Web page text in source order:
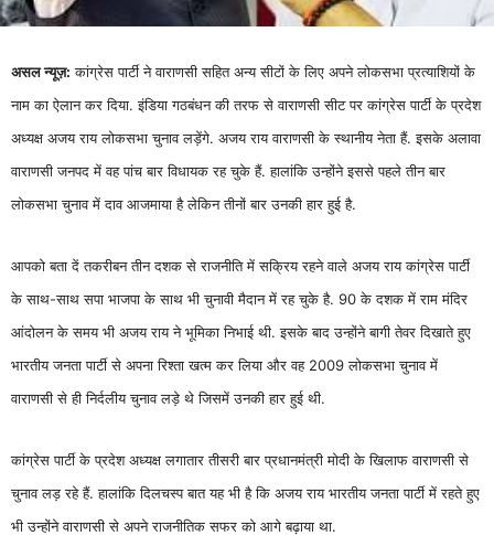
असल न्यूज़: कांग्रेस पार्टी ने वाराणसी सहित अन्य सीटों के लिए अपने लोकसभा प्रत्याशियों के
नाम का ऐलान कर दिया. इंडिया गठबंधन की तरफ से वाराणसी सीट पर कांग्रेस पार्टी के प्रदेश
अध्यक्ष अजय राय लोकसभा चुनाव लड़ेंगे. अजय राय वाराणसी के स्थानीय नेता हैं. इसके अलावा
वाराणसी जनपद में वह पांच बार विधायक रह चुके हैं. हालांकि उन्होंने इससे पहले तीन बार
लोकसभा चुनाव में दाव आजमाया है लेकिन तीनों बार उनकी हार हुई है.
आपको बता दें तकरीबन तीन दशक से राजनीति में सक्रिय रहने वाले अजय राय कांग्रेस पार्टी
के साथ-साथ सपा भाजपा के साथ भी चुनावी मैदान में रह चुके है. 90 के दशक में राम मंदिर
आंदोलन के समय भी अजय राय ने भूमिका निभाई थी. इसके बाद उन्होंने बागी तेवर दिखाते हुए
भारतीय जनता पार्टी से अपना रिश्ता खत्म कर लिया और वह 2009 लोकसभा चुनाव में
वाराणसी से ही निर्दलीय चुनाव लड़े थे जिसमें उनकी हार हुई थी.
कांग्रेस पार्टी के प्रदेश अध्यक्ष लगातार तीसरी बार प्रधानमंत्री मोदी के खिलाफ वाराणसी से
चुनाव लड़ रहे हैं. हालांकि दिलचस्प बात यह भी है कि अजय राय भारतीय जनता पार्टी में रहते हुए
भी उन्होंने वाराणसी से अपने राजनीतिक सफर को आगे बढ़ाया था.